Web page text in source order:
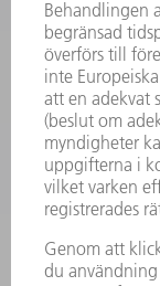
SMART FACTORY
MJUKVARA
SERVICES
TILLÄMPNINGAR
BRANSCHER
FÖRETAG
KARRIÄR
LEDIGA TJÄNSTER
FÖRETAGSPROFIL
STYRELSE